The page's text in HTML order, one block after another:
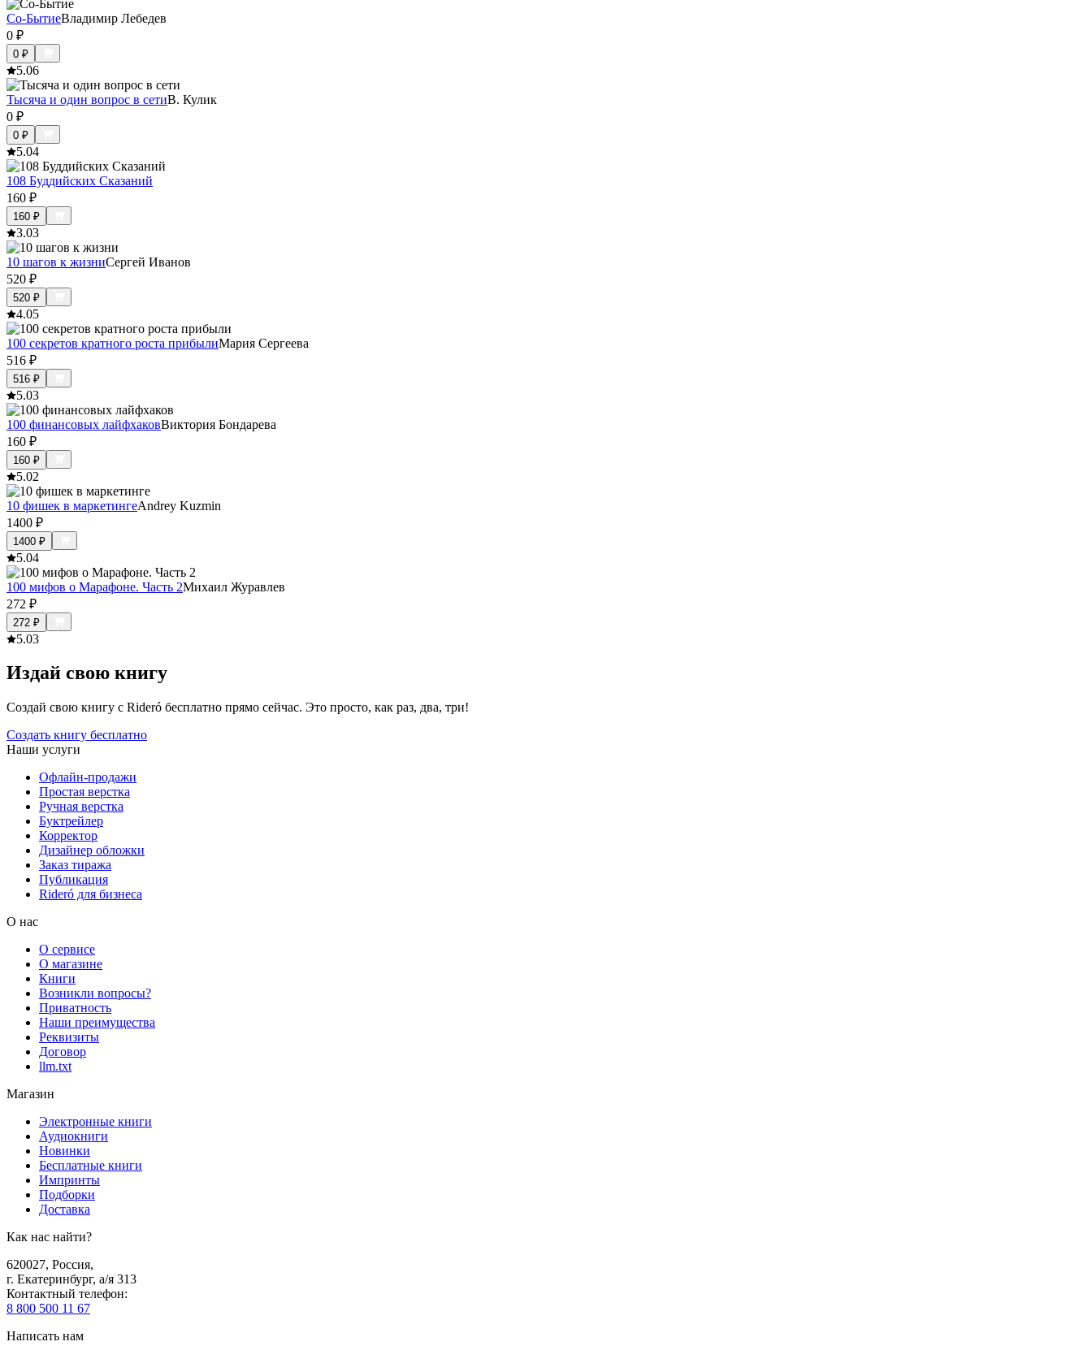
Со-БытиеВладимир Лебедев
0 ₽
0 ₽
5.06
Тысяча и один вопрос в сетиВ. Кулик
0 ₽
0 ₽
5.04
108 Буддийских Сказаний
160 ₽
160 ₽
3.03
10 шагов к жизниСергей Иванов
520 ₽
520 ₽
4.05
100 секретов кратного роста прибылиМария Сергеева
516 ₽
516 ₽
5.03
100 финансовых лайфхаковВиктория Бондарева
160 ₽
160 ₽
5.02
10 фишек в маркетингеAndrey Kuzmin
1400 ₽
1400 ₽
5.04
100 мифов о Марафоне. Часть 2Михаил Журавлев
272 ₽
272 ₽
5.03
Издай свою книгу
Создай свою книгу с Rideró бесплатно прямо сейчас. Это просто, как раз, два, три!
Создать книгу бесплатно
Наши услуги
Офлайн-продажи
Простая верстка
Ручная верстка
Буктрейлер
Корректор
Дизайнер обложки
Заказ тиража
Публикация
Rideró для бизнеса
О нас
О сервисе
О магазине
Книги
Возникли вопросы?
Приватность
Наши преимущества
Реквизиты
Договор
llm.txt
Магазин
Электронные книги
Аудиокниги
Новинки
Бесплатные книги
Импринты
Подборки
Доставка
Как нас найти?
620027, Россия,
г. Екатеринбург, а/я 313
Контактный телефон:
8 800 500 11 67
Написать нам